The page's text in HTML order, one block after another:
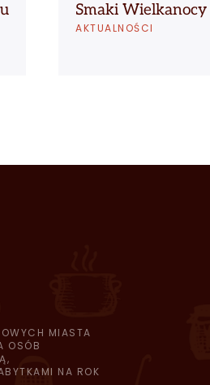
Smaki
AKTUALNOŚCI
MIASTA
OSÓB
NA ROK